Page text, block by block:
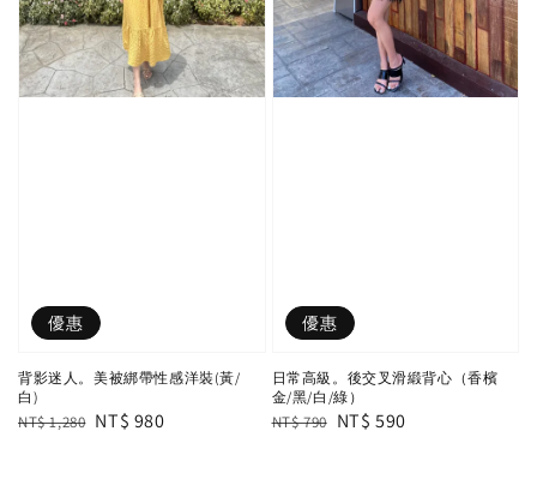
優惠
背影迷人。美被綁帶性感洋裝(黃/
白)
Regular
NT$ 1,280 Sale
NT$ 980
優惠
日常高級。後交叉滑緞背心（香檳
金/黑/白/綠）
Regular
NT$ 790 Sale
NT$ 590